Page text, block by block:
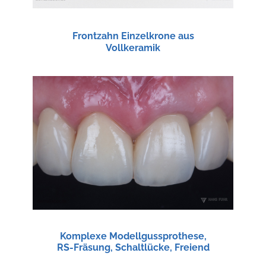
Frontzahn Einzelkrone aus
Vollkeramik
Komplexe Modellgussprothese,
RS-Fräsung, Schaltlücke, Freiend